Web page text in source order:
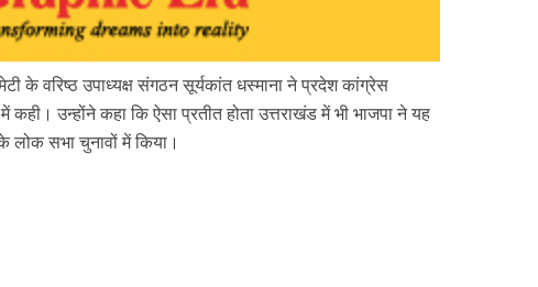
के वरिष्ठ उपाध्यक्ष संगठन सूर्यकांत धस्माना ने प्रदेश कांग्रेस
कही। उन्होंने कहा कि ऐसा प्रतीत होता उत्तराखंड में भी भाजपा ने यह
सभा चुनावों में किया।